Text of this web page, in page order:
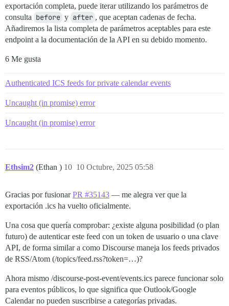
exportación completa, puede iterar utilizando los parámetros de
consulta before y after , que aceptan cadenas de fecha.
Añadiremos la lista completa de parámetros aceptables para este
endpoint a la documentación de la API en su debido momento.
6 Me gusta
Authenticated ICS feeds for private calendar events
Uncaught (in promise) error
Uncaught (in promise) error
Ethsim2 (Ethan ) 10 Octubre, 2025 05:58
10
Gracias por fusionarPR #35143 — me alegra ver que la
exportación .ics ha vuelto oficialmente.
Una cosa que quería comprobar: ¿existe alguna posibilidad (o plan
futuro) de autenticar este feed con un token de usuario o una clave
API, de forma similar a como Discourse maneja los feeds privados
de RSS/Atom (/topics/feed.rss?token=…)?
Ahora mismo /discourse-post-event/events.ics parece funcionar solo
para eventos públicos, lo que significa que Outlook/Google
Calendar no pueden suscribirse a categorías privadas.